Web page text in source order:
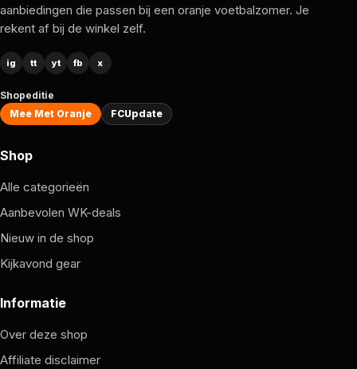
aanbiedingen die passen bij een oranje voetbalzomer. Je
rekent af bij de winkel zelf.
ig tt yt fb x
Shopeditie
Mee Met Oranje
FCUpdate
Shop
Alle categorieën
Aanbevolen WK-deals
Nieuw in de shop
Kijkavond gear
Informatie
Over deze shop
Affiliate disclaimer